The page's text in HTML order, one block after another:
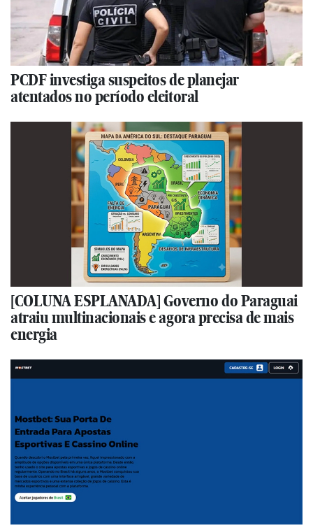
PCDF investiga suspeitos de planejar
atentados no período eleitoral
[COLUNA ESPLANADA] Governo do Paraguai
atraiu multinacionais e agora precisa de mais
energia